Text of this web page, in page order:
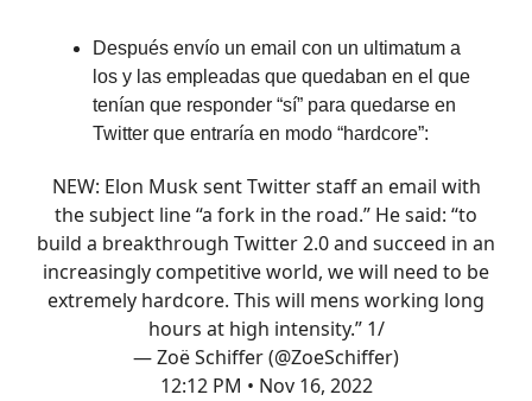
Después envío un email con un ultimatum a
los y las empleadas que quedaban en el que
tenían que responder “sí” para quedarse en
Twitter que entraría en modo “hardcore”:
NEW: Elon Musk sent Twitter staff an email with
the subject line “a fork in the road.” He said: “to
build a breakthrough Twitter 2.0 and succeed in an
increasingly competitive world, we will need to be
extremely hardcore. This will mens working long
hours at high intensity.” 1/
— Zoë Schiffer (@ZoeSchiffer)
12:12 PM • Nov 16, 2022